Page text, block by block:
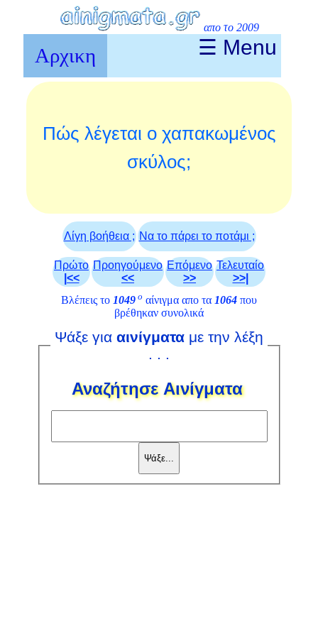
απο το 2009
Αρχικη ☰ Menu
Πώς λέγεται ο χαπακωμένος
σκύλος;
Λίγη βοήθεια ; Να το πάρει το ποτάμι ;
Πρώτο
|<<
Προηγούμενο
<<
Επόμενο
>>
Τελευταίο
>>|
Βλέπεις το 1049 ο αίνιγμα απο τα 1064 που
βρέθηκαν συνολικά
Ψάξε για αινίγματα με την λέξη
. . .
Αναζήτησε Αινίγματα